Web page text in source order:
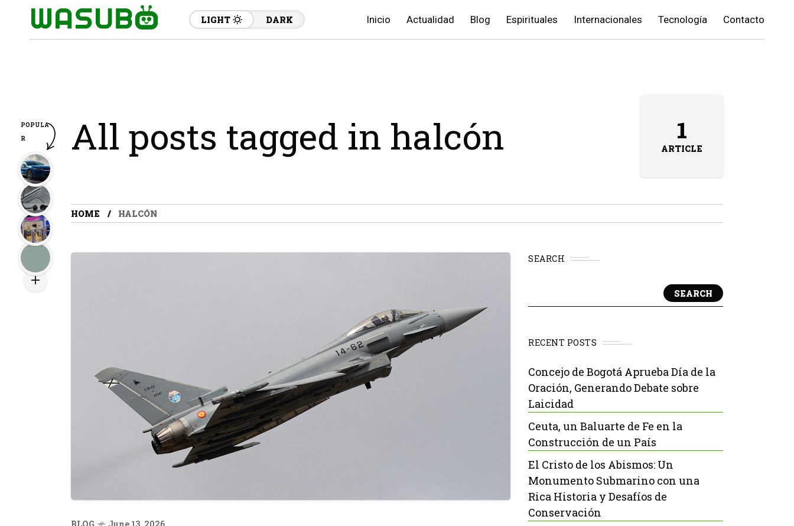
LIGHT DARK Inicio Actualidad Blog Espirituales Internacionales Tecnología Contacto
All posts tagged in halcón 1
ARTICLE
HOME HALCÓN
BLOG June 13, 2026
SEARCH
SEARCH
RECENT POSTS
Concejo de Bogotá Aprueba Día de la
Oración, Generando Debate sobre
Laicidad
Ceuta, un Baluarte de Fe en la
Construcción de un País
El Cristo de los Abismos: Un
Monumento Submarino con una
Rica Historia y Desafíos de
Conservación
POPULA
R